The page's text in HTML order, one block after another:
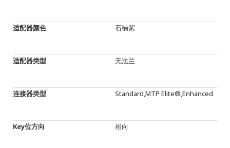
适配器颜色 石楠紫
适配器类型 无法兰
连接器类型 Standard,MTP Elite®,Enhanced
Key位方向 相向